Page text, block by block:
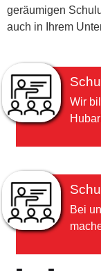
geräumigen
auch in Ihrem
Wir
Bei